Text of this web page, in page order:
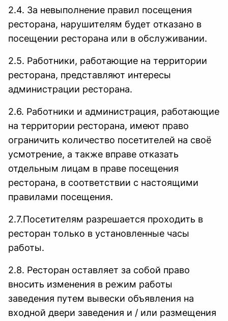
2.4. За невыполнение правил посещения
ресторана, нарушителям будет отказано в
посещении ресторана или в обслуживании.
2.5. Работники, работающие на территории
ресторана, представляют интересы
администрации ресторана.
2.6. Работники и администрация, работающие
на территории ресторана, имеют право
ограничить количество посетителей на своё
усмотрение, а также вправе отказать
отдельным лицам в праве посещения
ресторана, в соответствии с настоящими
правилами посещения.
2.7.Посетителям разрешается проходить в
ресторан только в установленные часы
работы.
2.8. Ресторан оставляет за собой право
вносить изменения в режим работы
заведения путем вывески объявления на
входной двери заведения и / или размещения